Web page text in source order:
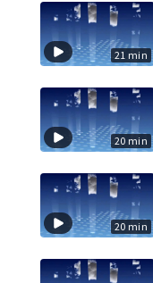
21 min
20 min
20 min